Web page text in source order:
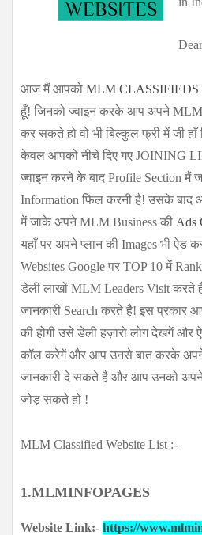
आज मैं आपको MLM CLASSIFIEDS
हूँ! जिनको ज्वाइन करके आप अपने
कर सकते हो वो भी बिल्कुल फ्री में जी
केवल आपको नीचे दिए गए JOINING
ज्वाइन करने के बाद Profile Section मैं
Information फिल करनी है! उसके बाद
में जाके अपने MLM Business की Ads
यहाँ पर अपने प्लान की Images भी ऐड
Websites Google पर TOP 10 में
डेली लाखों MLM Leaders Visit
जानकारी Search करते है! इस प्रकार
की होगी उसे डेली हज़ारो लोग देखगें और
कॉल करेगें और आप उनसे बात करके
जानकारी दे सकते है और आप उनको
जोड़ सकते हो !
MLM Classified Website List :-
1.MLMINFOPAGES
Website Link:- https://